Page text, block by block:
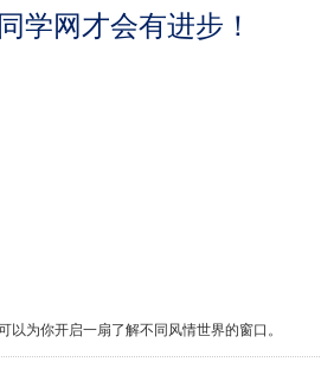
学网才会有进步！
为你开启一扇了解不同风情世界的窗口。